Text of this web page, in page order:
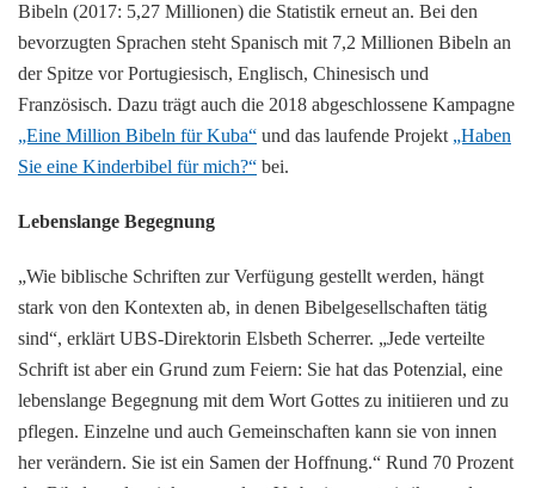
Bibeln (2017: 5,27 Millionen) die Statistik erneut an. Bei den
bevorzugten Sprachen steht Spanisch mit 7,2 Millionen Bibeln an
der Spitze vor Portugiesisch, Englisch, Chinesisch und
Französisch. Dazu trägt auch die 2018 abgeschlossene Kampagne
„Eine Million Bibeln für Kuba“ und das laufende Projekt „Haben
Sie eine Kinderbibel für mich?“ bei.
Lebenslange Begegnung
„Wie biblische Schriften zur Verfügung gestellt werden, hängt
stark von den Kontexten ab, in denen Bibelgesellschaften tätig
sind“, erklärt UBS-Direktorin Elsbeth Scherrer. „Jede verteilte
Schrift ist aber ein Grund zum Feiern: Sie hat das Potenzial, eine
lebenslange Begegnung mit dem Wort Gottes zu initiieren und zu
pflegen. Einzelne und auch Gemeinschaften kann sie von innen
her verändern. Sie ist ein Samen der Hoffnung.“ Rund 70 Prozent